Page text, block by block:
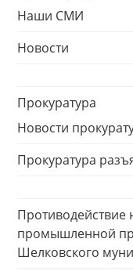
Наши СМИ
Новости
Прокуратура
Новости
Прокуратура
Противодействие
промышленной
Шелковского